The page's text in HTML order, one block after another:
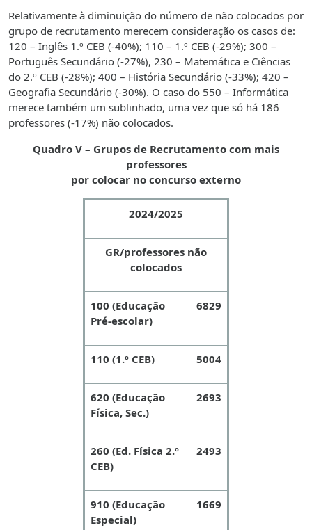
Relativamente à diminuição do número de não colocados por
grupo de recrutamento merecem consideração os casos de:
120 – Inglês 1.º CEB (-40%); 110 – 1.º CEB (-29%); 300 –
Português Secundário (-27%), 230 – Matemática e Ciências
do 2.º CEB (-28%); 400 – História Secundário (-33%); 420 –
Geografia Secundário (-30%). O caso do 550 – Informática
merece também um sublinhado, uma vez que só há 186
professores (-17%) não colocados.
Quadro V – Grupos de Recrutamento com mais
professores
por colocar no concurso externo
2024/2025
GR/professores não
colocados
100 (Educação
Pré-escolar)
6829
110 (1.º CEB) 5004
620 (Educação
Física, Sec.)
2693
260 (Ed. Física 2.º
CEB)
2493
910 (Educação
Especial)
1669